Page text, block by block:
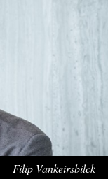
Filip Vankeirsbilck